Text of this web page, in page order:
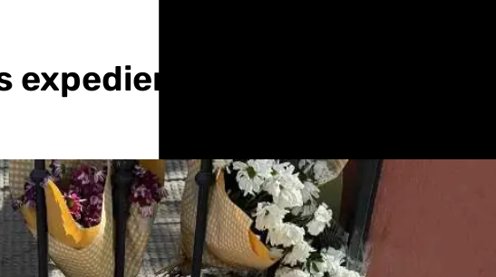
expedientes para investigar